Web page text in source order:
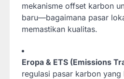
mekanisme offset karbon
baru—bagaimana pasar
memastikan kualitas.
Eropa & ETS (Emissions
regulasi pasar karbon yang